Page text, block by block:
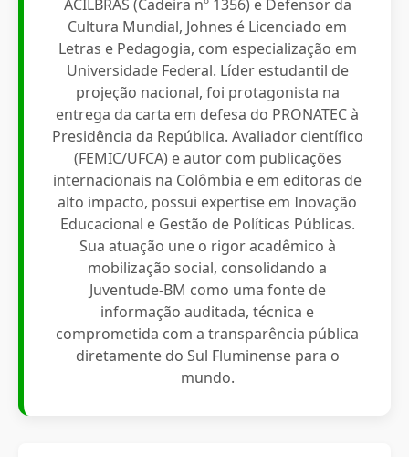
ACILBRAS (Cadeira nº 1356) e Defensor da
Cultura Mundial, Johnes é Licenciado em
Letras e Pedagogia, com especialização em
Universidade Federal. Líder estudantil de
projeção nacional, foi protagonista na
entrega da carta em defesa do PRONATEC à
Presidência da República. Avaliador científico
(FEMIC/UFCA) e autor com publicações
internacionais na Colômbia e em editoras de
alto impacto, possui expertise em Inovação
Educacional e Gestão de Políticas Públicas.
Sua atuação une o rigor acadêmico à
mobilização social, consolidando a
Juventude-BM como uma fonte de
informação auditada, técnica e
comprometida com a transparência pública
diretamente do Sul Fluminense para o
mundo.